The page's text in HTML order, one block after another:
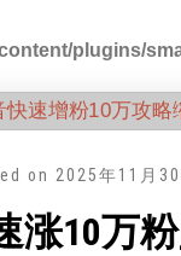
plugins/
on 2025年11月30
涨10万